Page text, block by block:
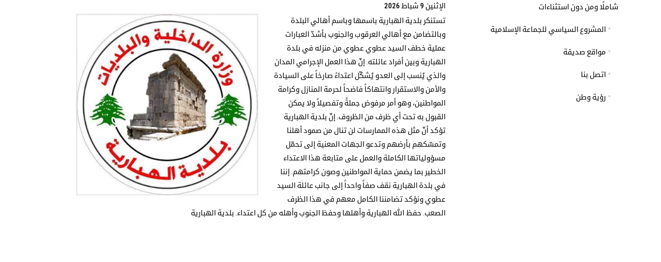
شاملًا ومن دون استثناءات
المشروع السياسي للجماعة الإسلامية
مواقع صديقة
اتصل بنا
رؤية وطن
الإثنين 9 شباط 2026
تستنكر بلدية الهبارية باسمها وباسم أهالي البلدة
وبالتضامن مع أهالي العرقوب والجنوب بأشدّ العبارات
عملية خطف السيد عطوي عطوي من منزله في بلدة
الهبارية وبين أفراد عائلته. إنّ هذا العمل الإجرامي المدان
والذي يُنسب إلى العدو يُشكّل اعتداءً صارخاً على السيادة
والأمن والاستقرار وانتهاكاً فاضحاً لحرمة المنازل وكرامة
المواطنين، وهو أمر مرفوض جملةً وتفصيلاً ولا يمكن
القبول به تحت أي ظرف من الظروف. إنّ بلدية الهبارية
تؤكد أنّ مثل هذه الممارسات لن تنال من صمود أهلنا
وتمسّكهم بأرضهم وتدعو الجهات المعنية إلى تحمّل
مسؤولياتها الكاملة والعمل على متابعة هذا الاعتداء
الخطير بما يضمن حماية المواطنين وصون كرامتهم. إننا
في بلدة الهبارية نقف صفاً واحداً إلى جانب عائلة السيد
عطوي ونؤكد تضامننا الكامل معهم في هذا الظرف
الصعب. حفظ الله الهبارية وأهلها وحفظ الجنوب وأهله من كل اعتداء. بلدية الهبارية